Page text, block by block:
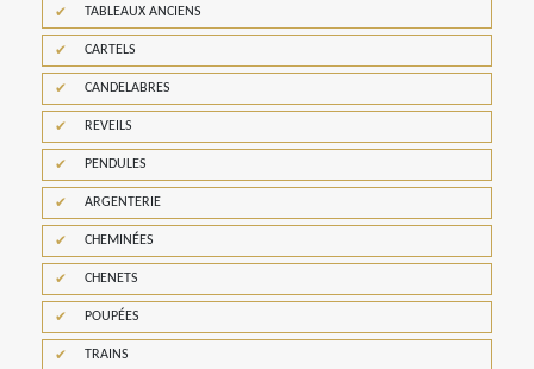
TABLEAUX ANCIENS
CARTELS
CANDELABRES
REVEILS
PENDULES
ARGENTERIE
CHEMINÉES
CHENETS
POUPÉES
TRAINS